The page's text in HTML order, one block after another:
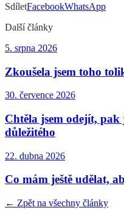
SdíletFacebookWhatsApp
Další články
5. srpna 2026
Zkoušela jsem toho
30. července 2026
Chtěla jsem odejít, pak
důležitého
22. dubna 2026
Co mám ještě udělat,
← Zpět na všechny články